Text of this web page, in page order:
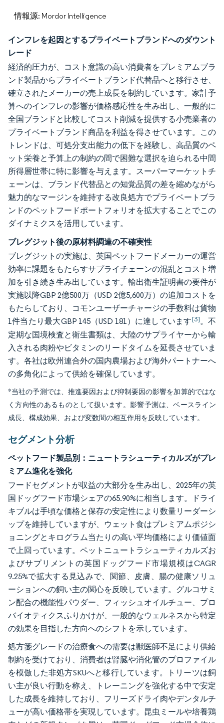
情報源: Mordor Intelligence
インフレを起因とするプライベートブランドへのダウント
レード
経済的圧力が、コスト意識の高い消費者をプレミアムブラ
ンド製品からプライベートブランド代替品へと移行させ、
確立されたメーカーの売上成長を制約しています。家計予
算へのインフレの影響が価格感応性を生み出し、一般的に
全国ブランドと比較してコスト削減を提供する小売業者の
プライベートブランド商品を利益を得させています。この
トレンドは、可処分支出能力の低下を経験し、高品質のペ
ット栄養と予算上の制約の間で困難な選択を迫られる中間
所得層世帯に特に影響を与えます。スーパーマーケットチ
ェーンは、ブランド代替品との知覚品質の差を縮めながら
魅力的なマージンを維持する改良処方でプライベートブラ
ンドのペットフードポートフォリオを拡大することでこの
ダイナミクスを活用しています。
ブレグジット後の原材料調達の不確実性
ブレグジットの実施は、英国ペットフードメーカーの運営
効率に課題をもたらすサプライチェーンの混乱とコスト増
加を引き続き生み出しています。輸出衛生証明書の要件が
実施以降GBP 2億500万（USD 2億5,600万）の追加コストを
もたらしており、コモンユーザーチャージの手数料は貨物
1件当たり最大GBP 145（USD 181）に達しています[3]。不
定期な国境検査と衛生書類は、大陸のサプライヤーから輸
入される肉粉やビタミンのリードタイムを延長させていま
す。各社は欧州連合外の国内農場および海外パートナーへ
の多角化によって供給を確保しています。
*当社の予測では、推進要因および抑制要因の影響を加算的ではな
く方向性のあるものとして扱います。影響予測は、ベースライン
成長、構成効果、および変数間の相互作用を反映しています。
セグメント分析
ペットフード製品別：ニュートラシューティカルズがプレ
ミアム進化を強化
フードセグメントが収益の大部分を生み出し、2025年の英
国ドッグフード市場シェアの65.90%に相当します。ドライ
キブルは手頃な価格と保存の安定性により数量リーダーシ
ップを維持していますが、ウェット食はプレミアムポジシ
ョニングとキログラム当たりの高い平均価格により価値面
で上回っています。ペットニュートラシューティカルズお
よびサプリメントの英国ドッグフード市場規模はCAGR
9.25%で拡大する見込みで、関節、皮膚、腸の健康ソリュ
ーションへの飼い主の関心を反映しています。グルコサミ
ン配合の機能性パウダー、フィッシュオイルチュー、プロ
バイオティクスふりかけが、一般的なウェルネスから特定
の効果を目指した方向へのシフトを示しています。
処方箋グレードの治療食への需要は獣医師不足により供給
制約を受けており、消費者は腎臓や消化管のプロファイル
を模倣した非処方SKUへと移行しています。トリーツは飼
い主が良い行動を称え、トレーニングを強化する中で安定
した成長を維持しており、フリーズドライ肉やデンタルチ
ューが高い価格帯を実現しています。昆虫ミールや培養鶏